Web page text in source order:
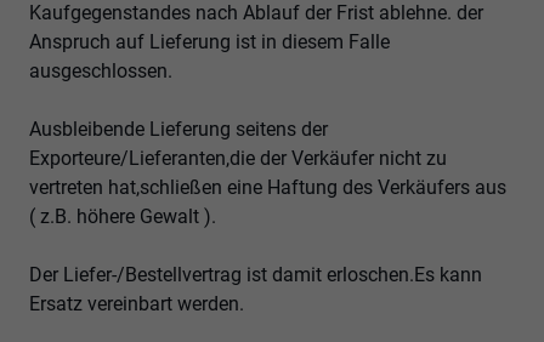
Kaufgegenstandes nach Ablauf der Frist ablehne. der
Anspruch auf Lieferung ist in diesem Falle
ausgeschlossen.
Ausbleibende Lieferung seitens der
Exporteure/Lieferanten,die der Verkäufer nicht zu
vertreten hat,schließen eine Haftung des Verkäufers aus
( z.B. höhere Gewalt ).
Der Liefer-/Bestellvertrag ist damit erloschen.Es kann
Ersatz vereinbart werden.